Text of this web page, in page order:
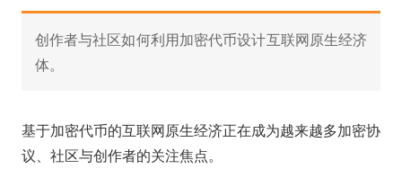
创作者与社区如何利用加密代币设计互联网原生经济
体。
基于加密代币的互联网原生经济正在成为越来越多加密协
议、社区与创作者的关注焦点。